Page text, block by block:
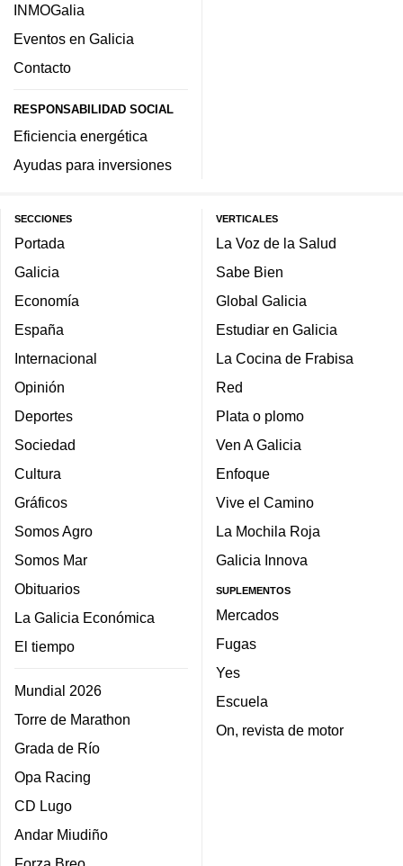
INMOGalia
Eventos en Galicia
Contacto
RESPONSABILIDAD SOCIAL
Eficiencia energética
Ayudas para inversiones
SECCIONES
Portada
Galicia
Economía
España
Internacional
Opinión
Deportes
Sociedad
Cultura
Gráficos
Somos Agro
Somos Mar
Obituarios
La Galicia Económica
El tiempo
Mundial 2026
Torre de Marathon
Grada de Río
Opa Racing
CD Lugo
Andar Miudiño
VERTICALES
La Voz de la Salud
Sabe Bien
Global Galicia
Estudiar en Galicia
La Cocina de Frabisa
Red
Plata o plomo
Ven A Galicia
Enfoque
Vive el Camino
La Mochila Roja
Galicia Innova
SUPLEMENTOS
Mercados
Fugas
Yes
Escuela
On, revista de motor